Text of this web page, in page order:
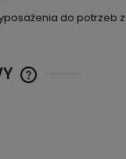
do potrzeb